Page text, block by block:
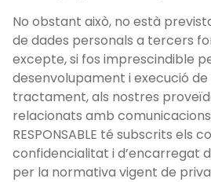
No obstant això, no està
de dades personals a tercers
excepte, si fos imprescindible
desenvolupament i execució
tractament, als nostres
relacionats amb
RESPONSABLE té subscrits els
confidencialitat i d’encarregat
per la normativa vigent de